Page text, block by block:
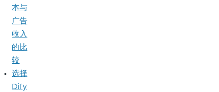
本与
广告
收入
的比
较
选择
Dify